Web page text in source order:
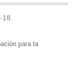
18.
para la